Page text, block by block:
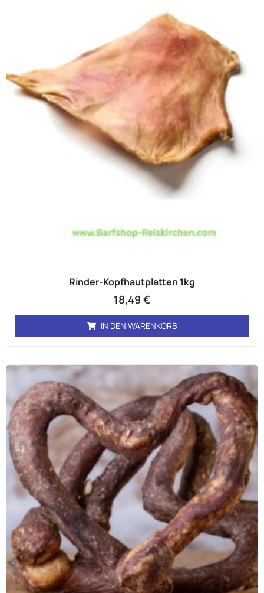
Rinder-Kopfhautplatten 1kg
18,49 €
IN DEN WARENKORB